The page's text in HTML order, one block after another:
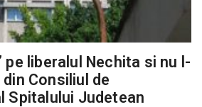
pe liberalul Nechita si nu l-
Consiliul de
Spitalului Judetean